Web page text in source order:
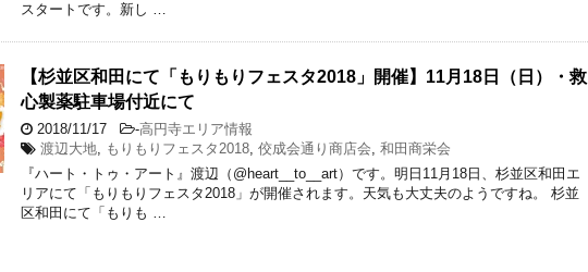
スタートです。新し …
【杉並区和田にて「もりもりフェスタ2018」開催】11月18日（日）・救
心製薬駐車場付近にて
2018/11/17 -高円寺エリア情報
渡辺大地, もりもりフェスタ2018, 佼成会通り商店会, 和田商栄会
『ハート・トゥ・アート』渡辺（@heart__to__art）です。明日11月18日、杉並区和田エ
リアにて「もりもりフェスタ2018」が開催されます。天気も大丈夫のようですね。 杉並
区和田にて「もりも …